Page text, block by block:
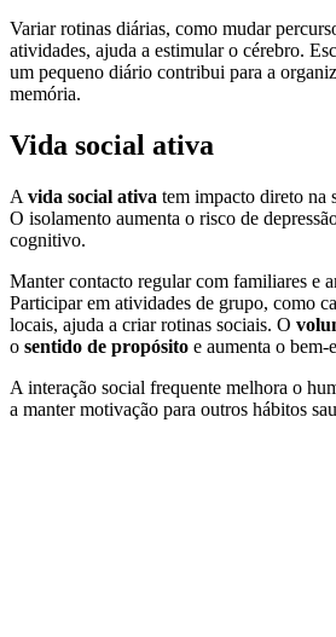
Variar rotinas diárias, como mudar
atividades, ajuda a estimular o cérebro.
um pequeno diário contribui para a
memória.
Vida social ativa
A vida social ativa tem impacto direto na
O isolamento aumenta o risco de
cognitivo.
Manter contacto regular com familiares e
Participar em atividades de grupo, como
locais, ajuda a criar rotinas sociais. O
o sentido de propósito e aumenta o bem-
A interação social frequente melhora o
a manter motivação para outros hábitos